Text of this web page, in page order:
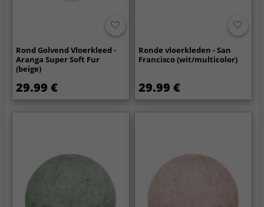
Rond Golvend Vloerkleed -
Aranga Super Soft Fur
(beige)
29.99 €
Ronde vloerkleden - San
Francisco (wit/multicolor)
29.99 €